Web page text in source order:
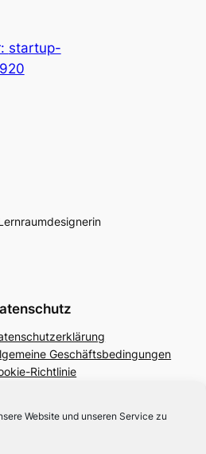
Website und unseren Service zu
startup-
Geschäftsbedingungen
Richtlinie